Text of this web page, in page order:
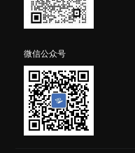
微信公众号